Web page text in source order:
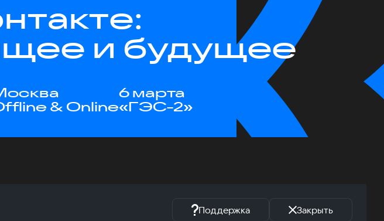
и будущее
& Online
6 марта
«ГЭС-2»
Поддержка Закрыть